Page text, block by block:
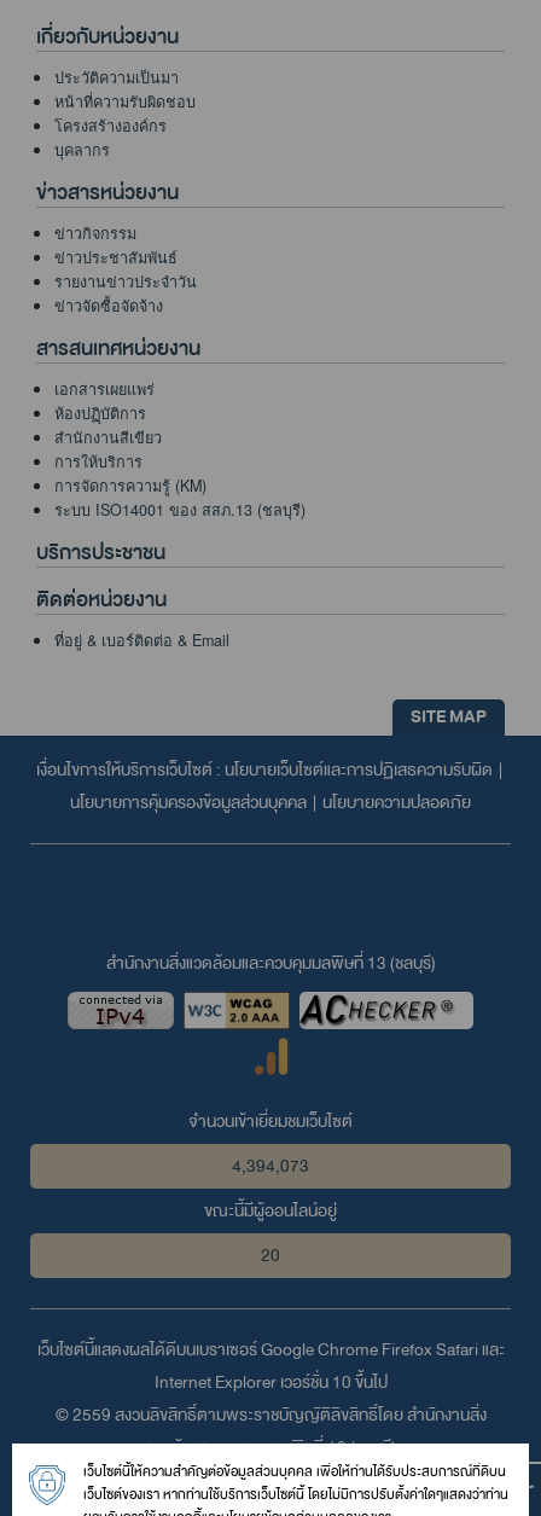
เกี่ยวกับหน่วยงาน
ประวัติความเป็นมา
หน้าที่ความรับผิดชอบ
โครงสร้างองค์กร
บุคลากร
ข่าวสารหน่วยงาน
ข่าวกิจกรรม
ข่าวประชาสัมพันธ์
รายงานข่าวประจำวัน
ข่าวจัดซื้อจัดจ้าง
สารสนเทศหน่วยงาน
เอกสารเผยแพร่
ห้องปฏฺิบัติการ
สำนักงานสีเขียว
การให้บริการ
การจัดการความรู้ (KM)
ระบบ ISO14001 ของ สสภ.13 (ชลบุรี)
บริการประชาชน
ติดต่อหน่วยงาน
ที่อยู่ & เบอร์ติดต่อ & Email
SITE MAP
เงื่อนไขการให้บริการเว็บไซต์ : นโยบายเว็บไซต์และการปฏิเสธความรับผิด |
นโยบายการคุ้มครองข้อมูลส่วนบุคคล | นโยบายความปลอดภัย
สำนักงานสิ่งแวดล้อมและควบคุมมลพิษที่ 13 (ชลบุรี)
จำนวนเข้าเยี่ยมชมเว็บไซต์
4,394,073
ขณะนี้มีผู้ออนไลน์อยู่
20
เว็บไซต์นี้แสดงผลได้ดีบนเบราเซอร์Google ChromeFirefoxSafariและ
Internet Explorerเวอร์ชั่น 10 ขึ้นไป
© 2559 สงวนลิขสิทธิ์ตามพระราชบัญญัติลิขสิทธิ์โดย สำนักงานสิ่ง
แวดล้อมและควบคุมมลพิษที่ 13 (ชลบุรี)
เลขที่ 31/2 หมู่ 4 ถนนพระยาสัจจา ตำบลบ้านสวน อำเภอเมือง จังหวัด
เว็บไซต์นี้ให้ความสำคัญต่อข้อมูลส่วนบุคคล เพื่อให้ท่านได้รับประสบการณ์ที่ดีบน
เว็บไซต์ของเรา หากท่านใช้บริการเว็บไซต์นี้ โดยไม่มีการปรับตั้งค่าใดๆแสดงว่าท่าน